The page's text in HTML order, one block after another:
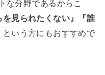
な分野であるからこ
を見られたくない』『誰
という方にもおすすめで